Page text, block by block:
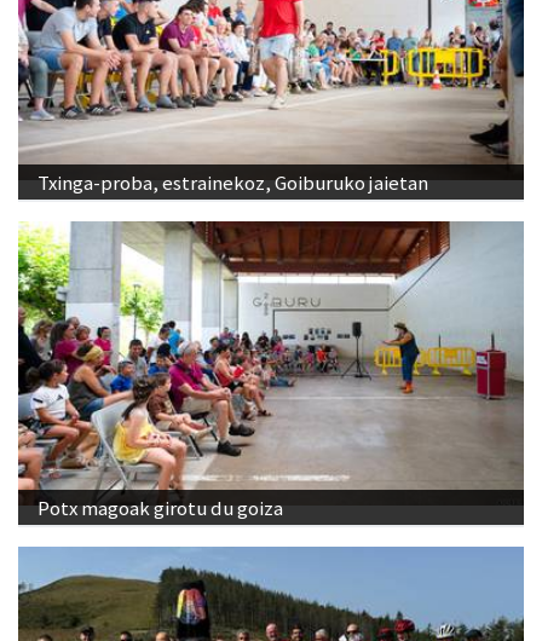
Txinga-proba, estrainekoz, Goiburuko jaietan
Potx magoak girotu du goiza